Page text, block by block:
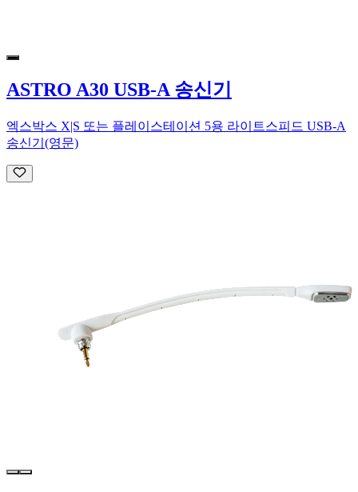
ASTRO A30 USB-A 송신기
엑스박스 X|S 또는 플레이스테이션 5용 라이트스피드 USB-A
송신기(영문)